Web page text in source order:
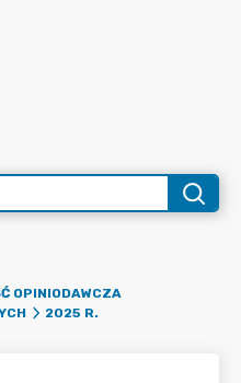
OPINIODAWCZA
2025 R.